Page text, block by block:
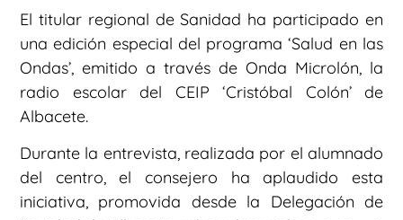
El titular regional de Sanidad ha participado en
una edición especial del programa ‘Salud en las
Ondas’, emitido a través de Onda Microlón, la
radio escolar del CEIP ‘Cristóbal Colón’ de
Albacete.
Durante la entrevista, realizada por el alumnado
del centro, el consejero ha aplaudido esta
iniciativa, promovida desde la Delegación de